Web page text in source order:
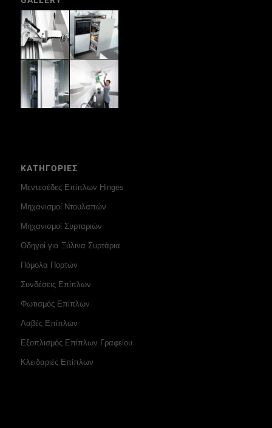
ΚΑΤΗΓΟΡΙΕΣ
Μεντεσέδες Επίπλων Hinges
Μηχανισμοί Ντουλαπών
Μηχανισμοί Συρταριών
Οδηγοί για Ξύλινα Συρτάρια
Πόμολα Πορτών
Συνδέσεις Επίπλων
Φωτισμός Επίπλων
Λαβές Επίπλων
Εξοπλισμός Επίπλων Γραφείου
Κλειδαριές Επίπλων